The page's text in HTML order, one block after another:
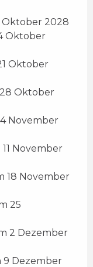
Oktober 2028
Oktober
Oktober
Oktober
November
November
18 November
25
2 Dezember
9 Dezember